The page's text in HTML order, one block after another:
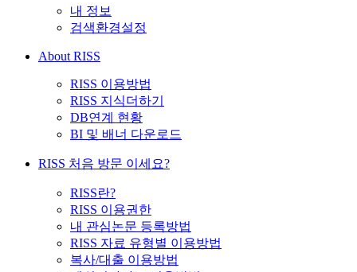
내 정보
검색환경설정
About RISS
RISS 이용방법
RISS 지식더하기
DB연계 현황
BI 및 배너 다운로드
RISS 처음 방문 이세요?
RISS란?
RISS 이용권한
내 관심논문 등록방법
RISS 자료 유형별 이용방법
복사/대출 이용방법